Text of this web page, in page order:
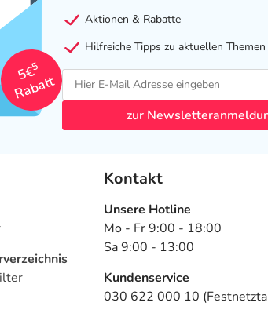
5€
5
Rabatt
Aktionen & Rabatte
Hilfreiche Tipps zu aktuellen Themen
zur
Kontakt
Unsere Hotline
Mo - Fr 9:00 - 18:00
Sa 9:00 - 13:00
Kundenservice
030 622 000 10